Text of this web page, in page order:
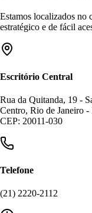
Estamos localizados no
estratégico e de fácil
Escritório Central
Rua da Quitanda, 19 -
Centro, Rio de Janeiro -
CEP: 20011-030
Telefone
(21) 2220-2112